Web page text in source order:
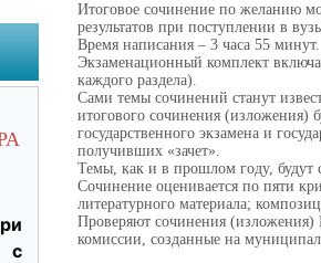
Итоговое сочинение по желанию
результатов при поступлении в
Время написания – 3 часа 55 минут.
Экзаменационный комплект
каждого раздела).
Сами темы сочинений станут
итогового сочинения (изложения)
государственного экзамена и
получивших «зачет».
Темы, как и в прошлом году,
Сочинение оценивается по пяти
литературного материала;
Проверяют сочинения (изложения)
комиссии, созданные на
с